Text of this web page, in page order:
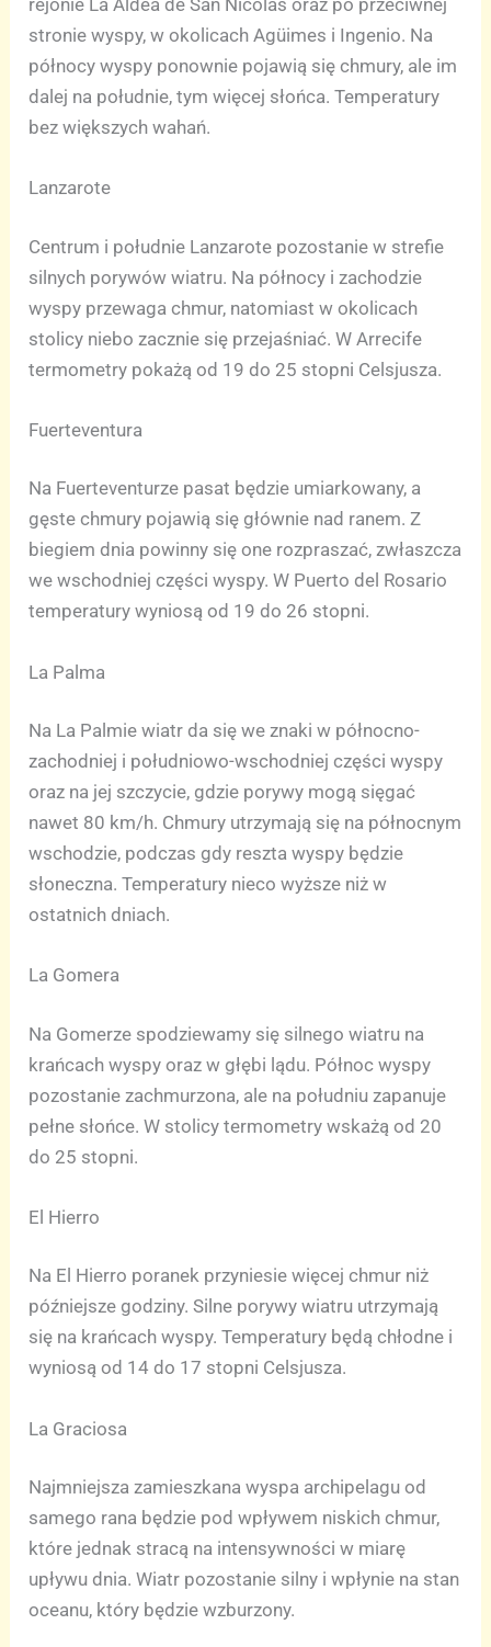
stronie wyspy, w okolicach Agüimes i Ingenio. Na
północy wyspy ponownie pojawią się chmury, ale im
dalej na południe, tym więcej słońca. Temperatury
bez większych wahań.
Lanzarote
Centrum i południe Lanzarote pozostanie w strefie
silnych porywów wiatru. Na północy i zachodzie
wyspy przewaga chmur, natomiast w okolicach
stolicy niebo zacznie się przejaśniać. W Arrecife
termometry pokażą od 19 do 25 stopni Celsjusza.
Fuerteventura
Na Fuerteventurze pasat będzie umiarkowany, a
gęste chmury pojawią się głównie nad ranem. Z
biegiem dnia powinny się one rozpraszać, zwłaszcza
we wschodniej części wyspy. W Puerto del Rosario
temperatury wyniosą od 19 do 26 stopni.
La Palma
Na La Palmie wiatr da się we znaki w północno-
zachodniej i południowo-wschodniej części wyspy
oraz na jej szczycie, gdzie porywy mogą sięgać
nawet 80 km/h. Chmury utrzymają się na północnym
wschodzie, podczas gdy reszta wyspy będzie
słoneczna. Temperatury nieco wyższe niż w
ostatnich dniach.
La Gomera
Na Gomerze spodziewamy się silnego wiatru na
krańcach wyspy oraz w głębi lądu. Północ wyspy
pozostanie zachmurzona, ale na południu zapanuje
pełne słońce. W stolicy termometry wskażą od 20
do 25 stopni.
El Hierro
Na El Hierro poranek przyniesie więcej chmur niż
późniejsze godziny. Silne porywy wiatru utrzymają
się na krańcach wyspy. Temperatury będą chłodne i
wyniosą od 14 do 17 stopni Celsjusza.
La Graciosa
Najmniejsza zamieszkana wyspa archipelagu od
samego rana będzie pod wpływem niskich chmur,
które jednak stracą na intensywności w miarę
upływu dnia. Wiatr pozostanie silny i wpłynie na stan
oceanu, który będzie wzburzony.